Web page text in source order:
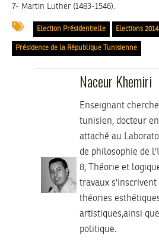
7- Martin Luther (1483-1546).
Election Présidentielle Elections 2014
Présidence de la République Tunisienne
Naceur Khemiri
Enseignant
tunisien, docteur
attaché au
de philosophie de
8, Théorie et
travaux s'inscrivent
théories
artistiques,ainsi
politique.